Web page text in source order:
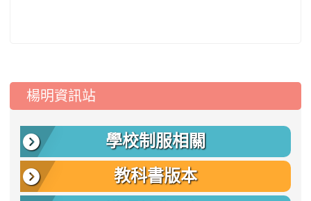
::: 楊明資訊站
學校制服相關
教科書版本